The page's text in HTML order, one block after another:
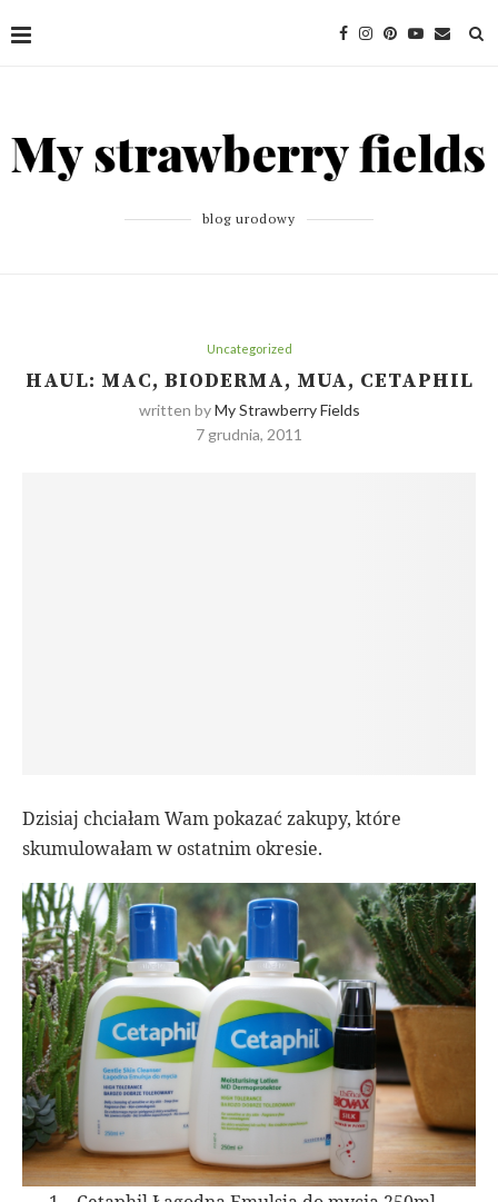
blog urodowy
Uncategorized
HAUL: MAC, BIODERMA, MUA, CETAPHIL
written byMy Strawberry Fields
7 grudnia, 2011
Dzisiaj chciałam Wam pokazać zakupy, które
skumulowałam w ostatnim okresie.